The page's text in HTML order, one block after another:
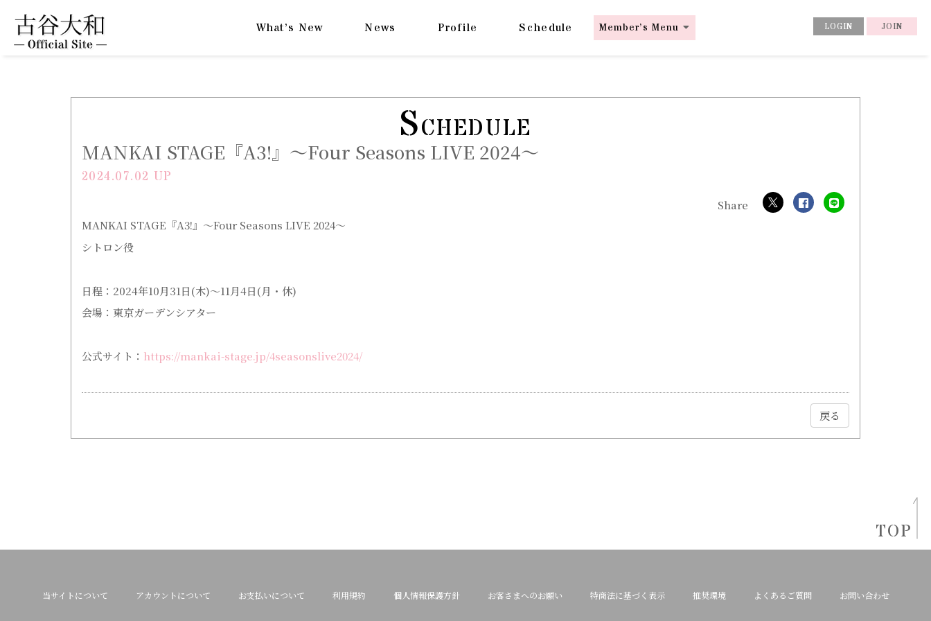
SCHEDULE
MANKAI STAGE『A3!』～Four Seasons LIVE 2024～
2024.07.02 UP
MANKAI STAGE『A3!』～Four Seasons LIVE 2024～
シトロン役
日程：2024年10月31日(木)～11月4日(月・休)
会場：東京ガーデンシアター
公式サイト： https://mankai-stage.jp/4seasonslive2024/
戻る
What’s New News Profile Schedule Member’s Menu LOGIN JOIN
TOP
当サイトについて アカウントについて お支払いについて 利用規約 個人情報保護方針 お客さまへのお願い 特商法に基づく表示 推奨環境 よくあるご質問 お問い合わせ